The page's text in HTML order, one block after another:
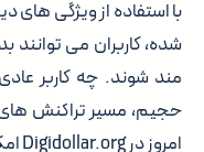
با استفاده از ویژگی های
شده، کاربران می توانند
مند شوند. چه کاربر
حجیم، مسیر تراکنش
امروز در Digidollar.org امکانات را کشف کنید!